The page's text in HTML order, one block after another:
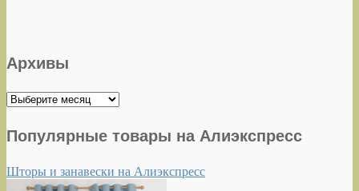
Архивы
Архивы
Популярные товары на Алиэкспресс
Шторы и занавески на Алиэкспресс